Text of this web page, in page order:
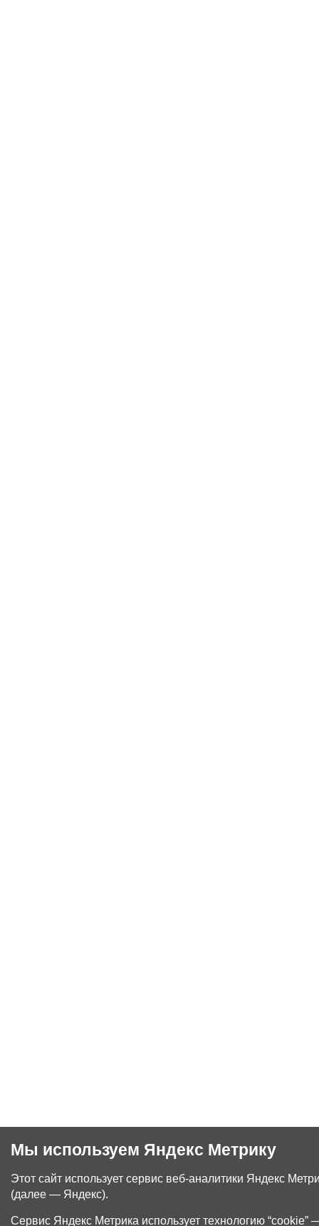
Мы используем Яндекс Метрику
Этот сайт использует сервис веб-аналитики Яндекс
(далее — Яндекс).
Сервис Яндекс Метрика использует технологию